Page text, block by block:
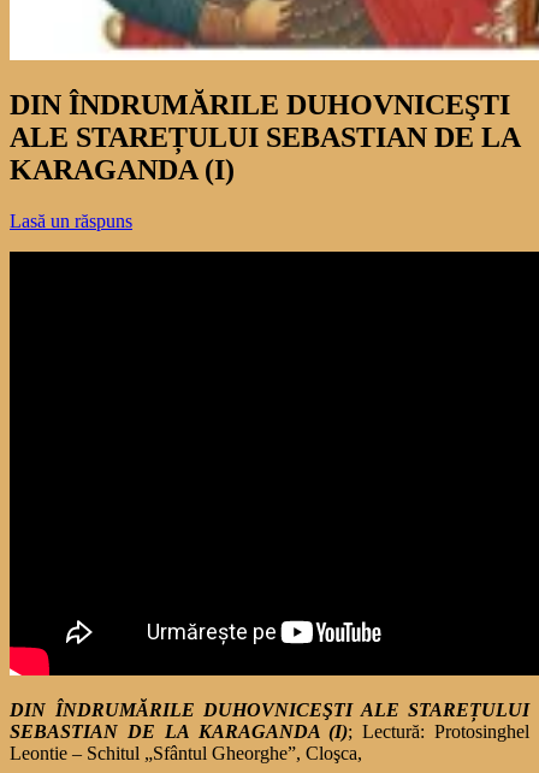
DIN ÎNDRUMĂRILE DUHOVNICEŞTI
ALE STAREȚULUI SEBASTIAN DE LA
KARAGANDA (I)
Lasă un răspuns
DIN ÎNDRUMĂRILE DUHOVNICEŞTI ALE STAREȚULUI
SEBASTIAN DE LA KARAGANDA (I); Lectură: Protosinghel
Leontie – Schitul „Sfântul Gheorghe”, Cloşca,